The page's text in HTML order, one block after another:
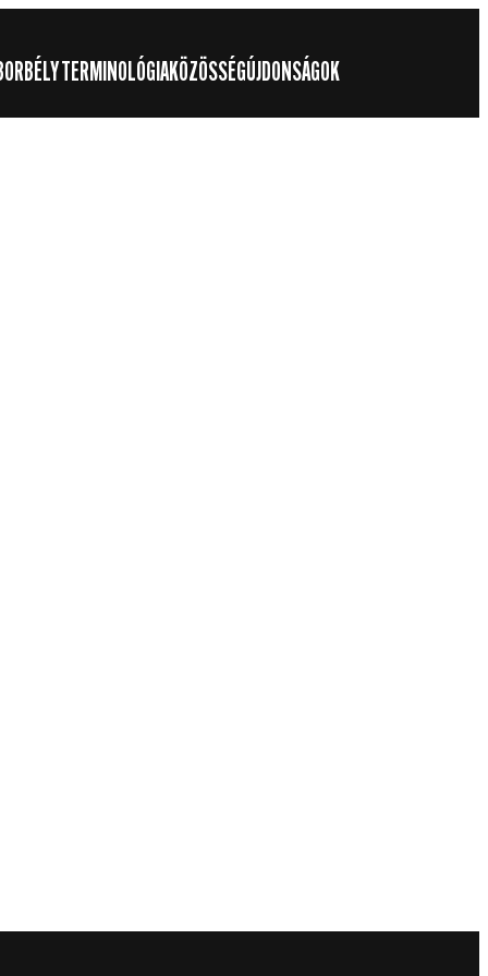
TERMINOLÓGIAKÖZÖSSÉGÚJDONSÁGOK